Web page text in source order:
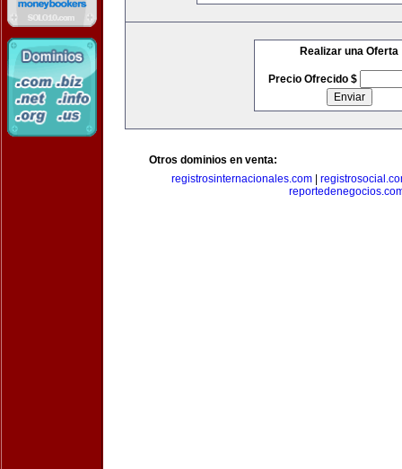
Realizar una Oferta
Precio Ofrecido $
Otros dominios en venta:
registrosinternacionales.com